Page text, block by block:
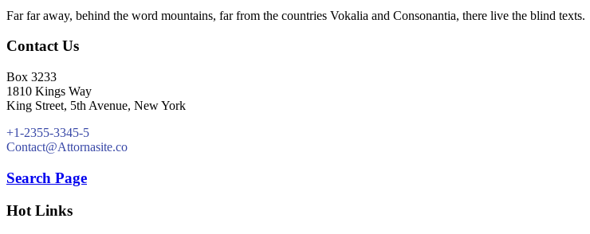
Far far away, behind the word mountains, far from the countries Vokalia and Consonantia, there live the blind texts.
Contact Us
Box 3233
1810 Kings Way
King Street, 5th Avenue, New York
+1-2355-3345-5
Contact@Attornasite.co
Search Page
Hot Links